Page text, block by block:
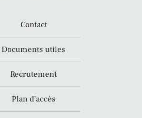
Contact
Documents utiles
Recrutement
Plan d’accès